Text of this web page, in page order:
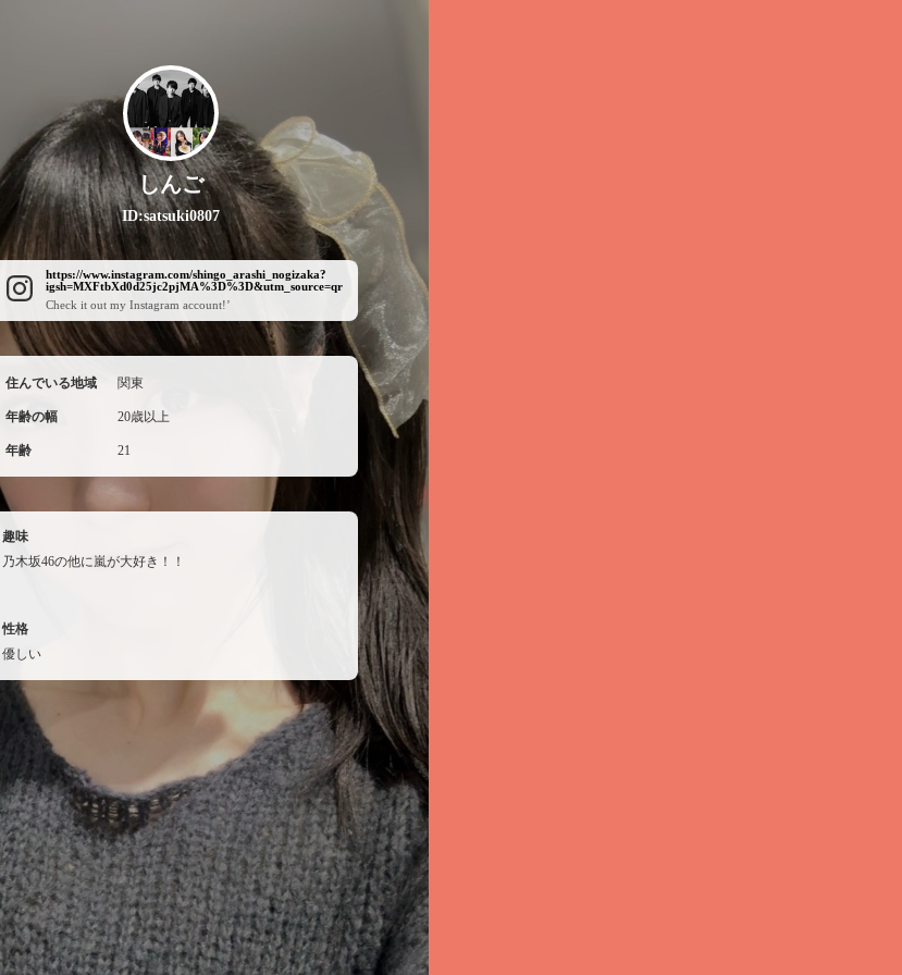
しんご
ID:satsuki0807
https://www.instagram.com/shingo_arashi_nogizaka?
igsh=MXFtbXd0d25jc2pjMA%3D%3D&utm_source=qr
Check it out my Instagram account!’
住んでいる地域 関東
年齢の幅 20歳以上
年齢 21
趣味
乃木坂46の他に嵐が大好き！！
性格
優しい